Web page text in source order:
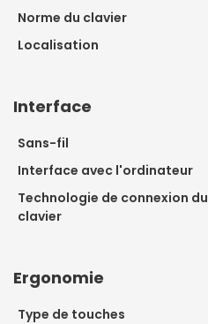
Norme du clavier
Localisation
Interface
Sans-fil
Interface avec l'ordinateur
Technologie de connexion du
clavier
Ergonomie
Type de touches